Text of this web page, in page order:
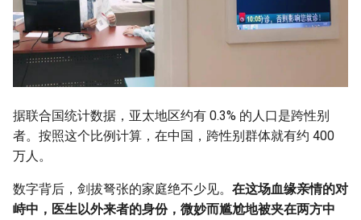
据联合国统计数据，亚太地区约有 0.3% 的人口是跨性别
者。按照这个比例计算，在中国，跨性别群体就有约 400
万人。
数字背后，剑拔弩张的家庭绝不少见。 在这场血缘亲情的对
峙中，医生以外来者的身份，微妙而尴尬地被夹在两方中